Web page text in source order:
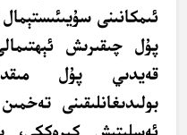
ئىمكانىنى
پۇل چىقىرىش
قەيدىي پۇل
بولىدىغانلىقىنى
ئەسلىتىش كېرەككى،